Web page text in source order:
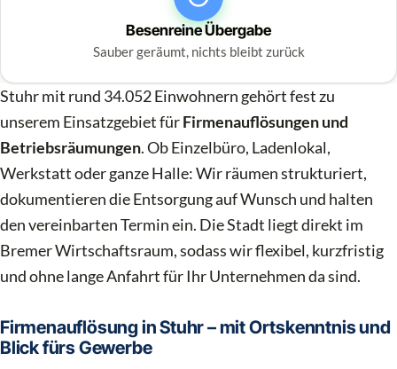
Besenreine Übergabe
Sauber geräumt, nichts bleibt zurück
Stuhr mit rund 34.052 Einwohnern gehört fest zu
unserem Einsatzgebiet fürFirmenauflösungen und
Betriebsräumungen. Ob Einzelbüro, Ladenlokal,
Werkstatt oder ganze Halle: Wir räumen strukturiert,
dokumentieren die Entsorgung auf Wunsch und halten
den vereinbarten Termin ein. Die Stadt liegt direkt im
Bremer Wirtschaftsraum, sodass wir flexibel, kurzfristig
und ohne lange Anfahrt für Ihr Unternehmen da sind.
Firmenauflösung in Stuhr – mit Ortskenntnis und
Blick fürs Gewerbe